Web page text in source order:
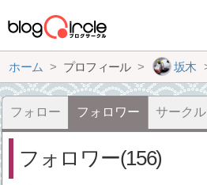
ホーム プロフィール 坂木
フォロー フォロワー サークル
フォロワー(156)